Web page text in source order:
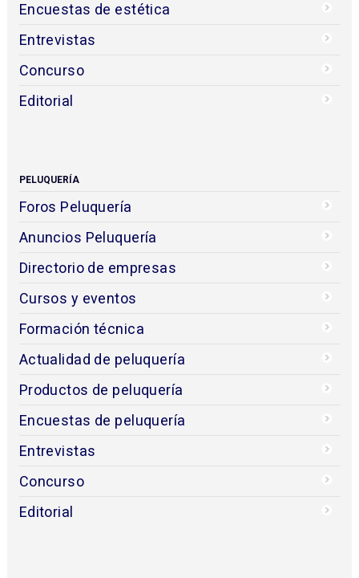
Encuestas de estética
Entrevistas
Concurso
Editorial
PELUQUERÍA
Foros Peluquería
Anuncios Peluquería
Directorio de empresas
Cursos y eventos
Formación técnica
Actualidad de peluquería
Productos de peluquería
Encuestas de peluquería
Entrevistas
Concurso
Editorial